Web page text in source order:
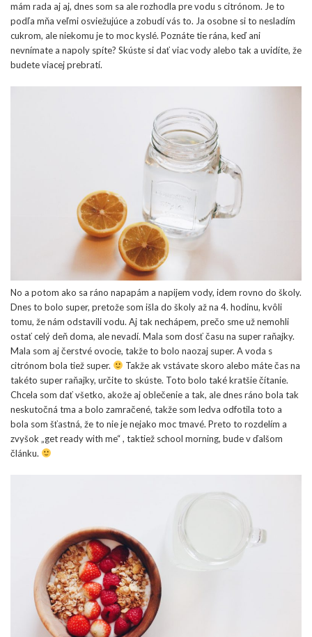
mám rada aj aj, dnes som sa ale rozhodla pre vodu s citrónom. Je to
podľa mňa veľmi osviežujúce a zobudí vás to. Ja osobne si to nesladím
cukrom, ale niekomu je to moc kyslé. Poznáte tie rána, keď ani
nevnímate a napoly spíte? Skúste si dať viac vody alebo tak a uvidíte, že
budete viacej prebratí.
No a potom ako sa ráno napapám a napijem vody, idem rovno do školy.
Dnes to bolo super, pretože som išla do školy až na 4. hodinu, kvôli
tomu, že nám odstavili vodu. Aj tak nechápem, prečo sme už nemohli
ostať celý deň doma, ale nevadí. Mala som dosť času na super raňajky.
Mala som aj čerstvé ovocie, takže to bolo naozaj super. A voda s
citrónom bola tiež super.
Takže ak vstávate skoro alebo máte čas na
takéto super raňajky, určite to skúste. Toto bolo také kratšie čítanie.
Chcela som dať všetko, akože aj oblečenie a tak, ale dnes ráno bola tak
neskutočná tma a bolo zamračené, takže som ledva odfotila toto a
bola som šťastná, že to nie je nejako moc tmavé. Preto to rozdelím a
zvyšok „get ready with me“ , taktiež school morning, bude v ďalšom
článku.